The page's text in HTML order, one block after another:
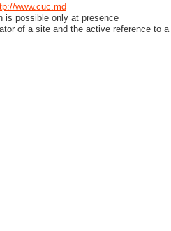
www.cuc.md
is possible only at presence
of a site and the active reference to